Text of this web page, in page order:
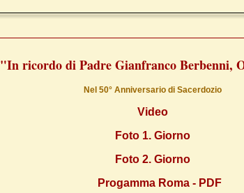
"In ricordo di Padre Gianfranco Berbenni,
Nel 50° Anniversario di Sacerdozio
Video
Foto 1. Giorno
Foto 2. Giorno
Progamma Roma - PDF